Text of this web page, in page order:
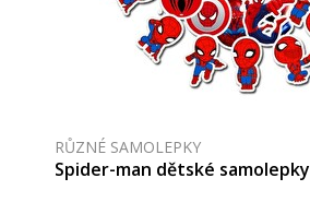
RŮZNÉ SAMOLEPKY
Spider-man dětské samolepky